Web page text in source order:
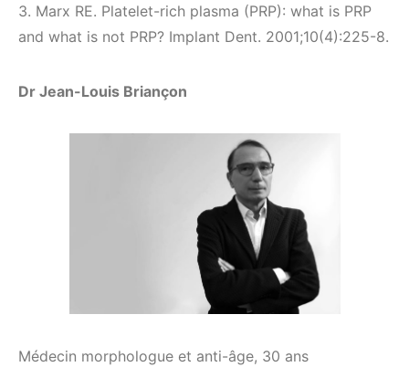
3. Marx RE. Platelet-rich plasma (PRP): what is PRP
and what is not PRP? Implant Dent. 2001;10(4):225-8.
Dr Jean-Louis Briançon
Médecin morphologue et anti-âge, 30 ans